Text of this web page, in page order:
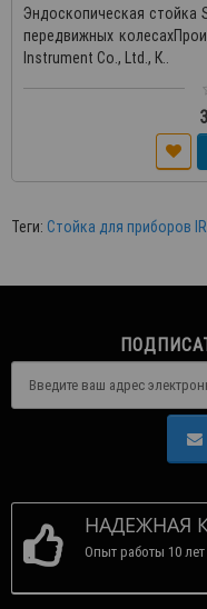
Эндоскопическая стойка
передвижных
Instrument Co., Ltd., К..
Теги: Стойка для приборов
НАДЕЖНАЯ
Опыт работы 10